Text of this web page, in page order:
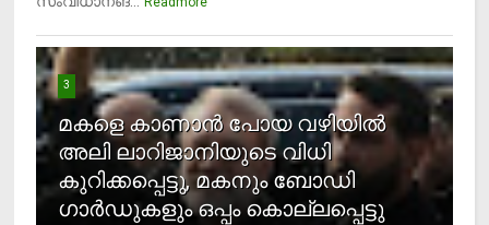
3
മകളെ കാണാന്‍ പോയ വഴിയില്‍
അലി ലാറിജാനിയുടെ വിധി
കുറിക്കപ്പെട്ടു, മകനും ബോഡി
ഗാര്‍ഡുകളും ഒപ്പം കൊല്ലപ്പെട്ടു